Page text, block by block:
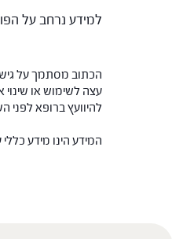
למידע נרחב על
הכתוב מסתמך על
עצה לשימוש או שינוי
להיוועץ ברופא
המידע הינו מידע